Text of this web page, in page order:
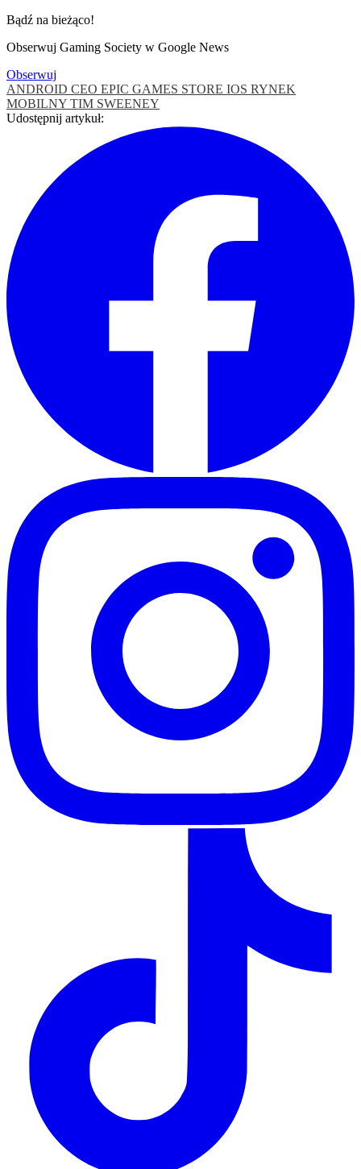
Bądź na bieżąco!
Obserwuj Gaming Society w Google News
Obserwuj
ANDROID CEO EPIC GAMES STORE IOS RYNEK
MOBILNY TIM SWEENEY
Udostępnij artykuł: